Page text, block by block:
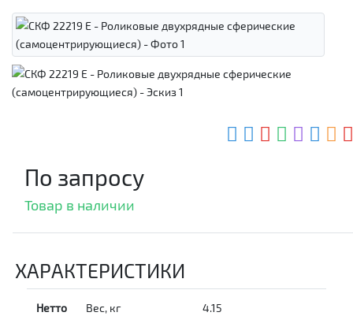
По запросу
Товар в наличии
ХАРАКТЕРИСТИКИ
Нетто Вес, кг 4.15